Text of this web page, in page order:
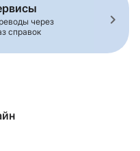
через
справок